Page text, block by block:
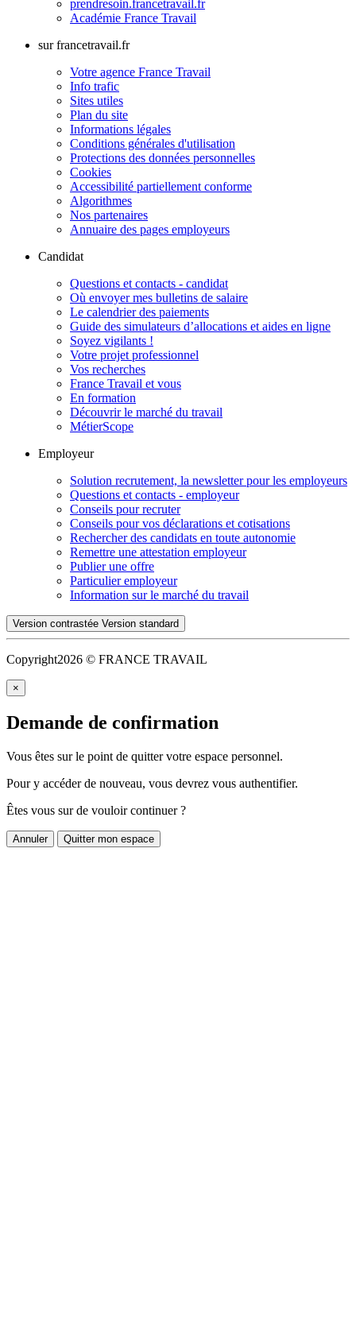
prendresoin.francetravail.fr
Académie France Travail
sur francetravail.fr
Votre agence France Travail
Info trafic
Sites utiles
Plan du site
Informations légales
Conditions générales d'utilisation
Protections des données personnelles
Cookies
Accessibilité partiellement conforme
Algorithmes
Nos partenaires
Annuaire des pages employeurs
Candidat
Questions et contacts - candidat
Où envoyer mes bulletins de salaire
Le calendrier des paiements
Guide des simulateurs d’allocations et aides en ligne
Soyez vigilants !
Votre projet professionnel
Vos recherches
France Travail et vous
En formation
Découvrir le marché du travail
MétierScope
Employeur
Solution recrutement, la newsletter pour les employeurs
Questions et contacts - employeur
Conseils pour recruter
Conseils pour vos déclarations et cotisations
Rechercher des candidats en toute autonomie
Remettre une attestation employeur
Publier une offre
Particulier employeur
Information sur le marché du travail
Version contrastée Version standard
Copyright2026 © FRANCE TRAVAIL
×
Demande de confirmation
Vous êtes sur le point de quitter votre espace personnel.
Pour y accéder de nouveau, vous devrez vous authentifier.
Êtes vous sur de vouloir continuer ?
Annuler Quitter mon espace